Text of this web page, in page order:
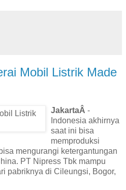
Mobil Listrik Made
JakartaÂ -
Indonesia akhirnya
saat ini bisa
memproduksi
mengurangi ketergantungan
PT Nipress Tbk mampu
pabriknya di Cileungsi, Bogor,